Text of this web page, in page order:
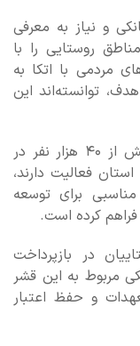
و نیاز به معرفی
روستایی را با
مردمی با اتکا به
توانسته‌اند این
استاندار خراسان جنوبی با بیان اینکه بیش از ۴۰ هزار نفر در
استان فعالیت دارند،
برای توسعه
کرده است.
در بازپرداخت
مربوط به این قشر
و حفظ اعتبار